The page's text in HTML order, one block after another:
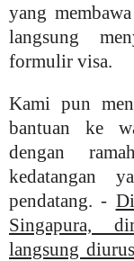
yang
langsung
formulir visa.
Kami pun
bantuan ke
dengan
kedatangan
pendatang. -
Singapura,
langsung